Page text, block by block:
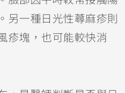
另一種日光性蕁麻疹則
疹塊，也可能較快消